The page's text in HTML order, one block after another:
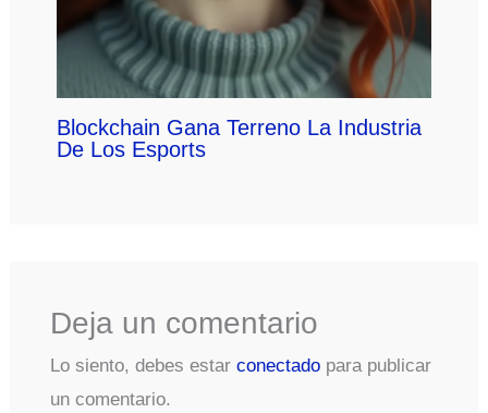
Blockchain Gana Terreno La Industria
De Los Esports
Deja un comentario
Lo siento, debes estar conectadopara publicar
un comentario.